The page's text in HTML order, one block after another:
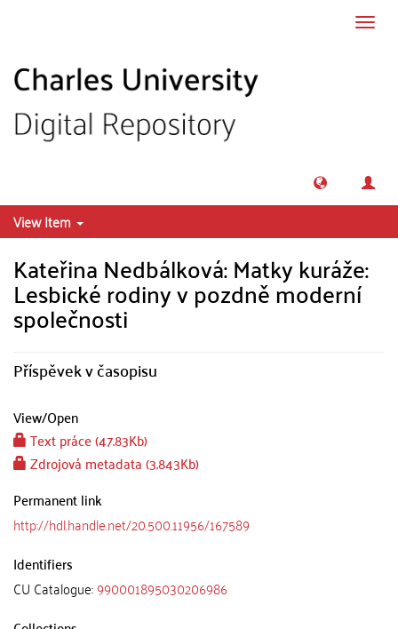
View Item
Kateřina Nedbálková: Matky kuráže:
Lesbické rodiny v pozdně moderní
společnosti
Příspěvek v časopisu
View/Open
Text práce (47.83Kb)
Zdrojová metadata (3.843Kb)
Permanent link
http://hdl.handle.net/20.500.11956/167589
Identifiers
CU Catalogue:990001895030206986